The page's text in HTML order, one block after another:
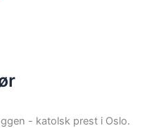
- katolsk prest i Oslo.